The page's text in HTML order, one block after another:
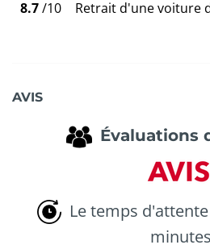
8.7/10 Retrait d'une voiture
AVIS
Évaluations
Le temps
minutes